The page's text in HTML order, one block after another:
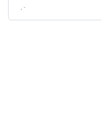
, -